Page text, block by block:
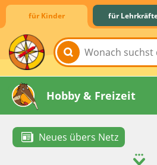
für Kinder für
Lernen & Schule
Hobby & Freizeit
Neues übers Netz